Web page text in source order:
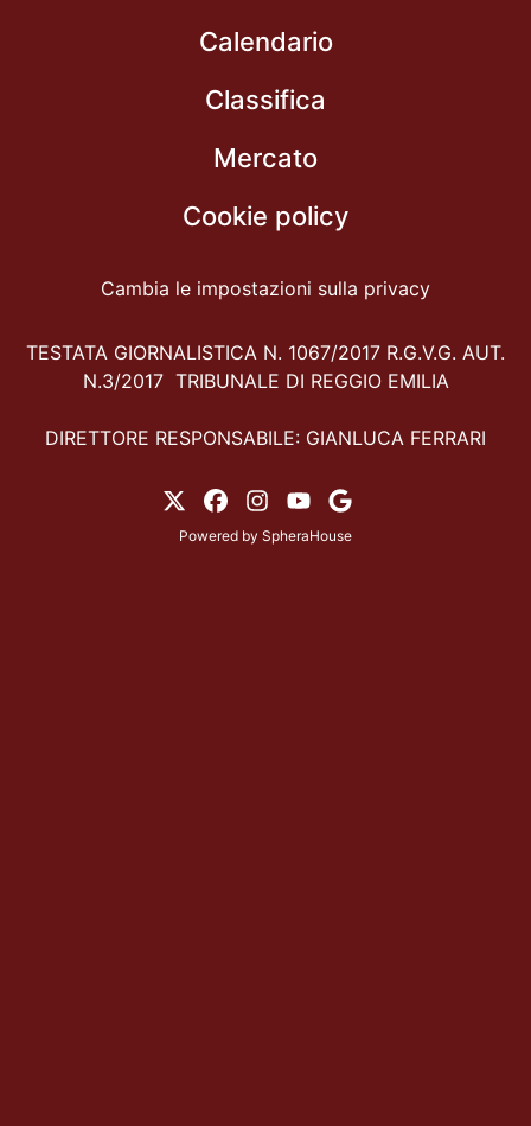
Calendario
Classifica
Mercato
Cookie policy
Cambia le impostazioni sulla privacy
TESTATA GIORNALISTICA N. 1067/2017 R.G.V.G. AUT.
N.3/2017 TRIBUNALE DI REGGIO EMILIA
DIRETTORE RESPONSABILE: GIANLUCA FERRARI
Powered by SpheraHouse